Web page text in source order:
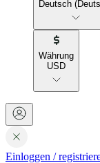
Deutsch
Währung
USD
Einloggen /